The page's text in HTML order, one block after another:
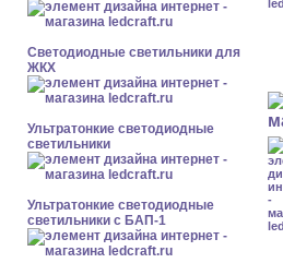
Светодиодные светильники для
ЖКХ
Ультратонкие светодиодные
светильники
Ультратонкие светодиодные
светильники с БАП-1